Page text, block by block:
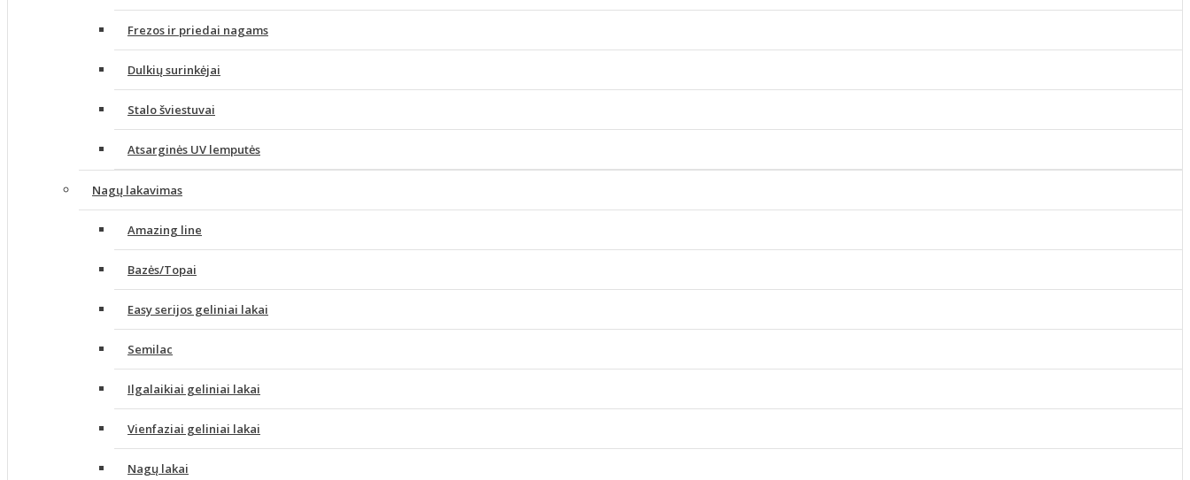
Frezos ir priedai nagams
Dulkių surinkėjai
Stalo šviestuvai
Atsarginės UV lemputės
Nagų lakavimas
Amazing line
Bazės/Topai
Easy serijos geliniai lakai
Semilac
Ilgalaikiai geliniai lakai
Vienfaziai geliniai lakai
Nagų lakai